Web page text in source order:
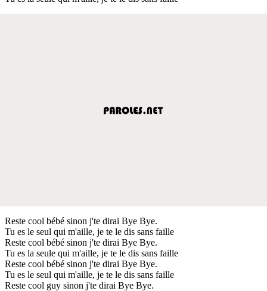
Reste cool bébé sinon j'te dirai Bye Bye.
Tu es le seul qui m'aille, je te le dis sans faille
Reste cool bébé sinon j'te dirai Bye Bye.
Tu es la seule qui m'aille, je te le dis sans faille
Reste cool bébé sinon j'te dirai Bye Bye.
Tu es le seul qui m'aille, je te le dis sans faille
Reste cool guy sinon j'te dirai Bye Bye.